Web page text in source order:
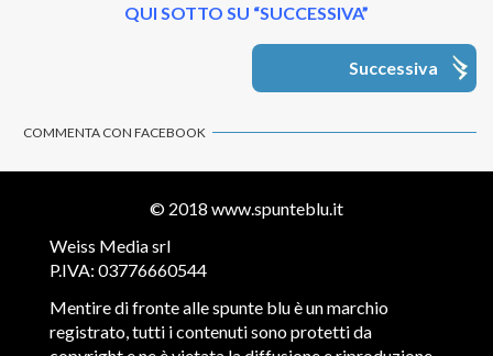
QUI SOTTO SU “SUCCESSIVA”
Successiva
COMMENTA CON FACEBOOK
© 2018 www.spunteblu.it
Weiss Media srl
P.IVA: 03776660544
Mentire di fronte alle spunte blu è un marchio
registrato, tutti i contenuti sono protetti da